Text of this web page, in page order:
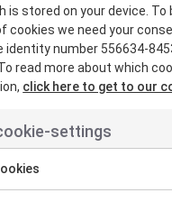
effekt är
än att
lätt att veta om de
gör verkligen leder
is stored on your device. To
cookies we need your
identity number 556634-
read more about which
click here to get to our
settings